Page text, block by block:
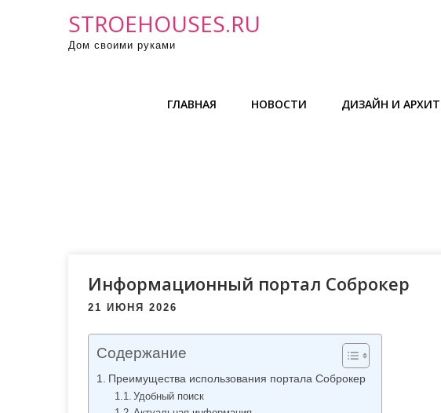
STROEHOUSES.RU
Дом своими руками
ГЛАВНАЯ НОВОСТИ ДИЗАЙН И
Информационный портал Соброкер
21 ИЮНЯ 2026
Содержание
Преимущества использования портала Соброкер
Удобный поиск